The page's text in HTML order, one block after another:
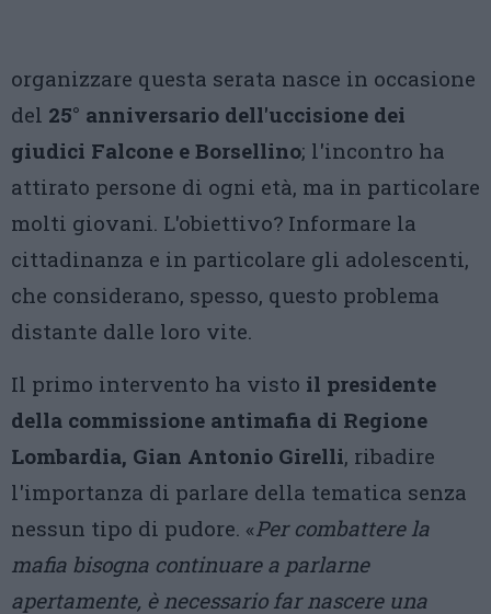
organizzare questa serata nasce in occasione
del 25° anniversario dell'uccisione dei
giudici Falcone e Borsellino; l'incontro ha
attirato persone di ogni età, ma in particolare
molti giovani. L'obiettivo? Informare la
cittadinanza e in particolare gli adolescenti,
che considerano, spesso, questo problema
distante dalle loro vite.
Il primo intervento ha visto il presidente
della commissione antimafia di Regione
Lombardia, Gian Antonio Girelli, ribadire
l'importanza di parlare della tematica senza
nessun tipo di pudore. «Per combattere la
mafia bisogna continuare a parlarne
apertamente, è necessario far nascere una